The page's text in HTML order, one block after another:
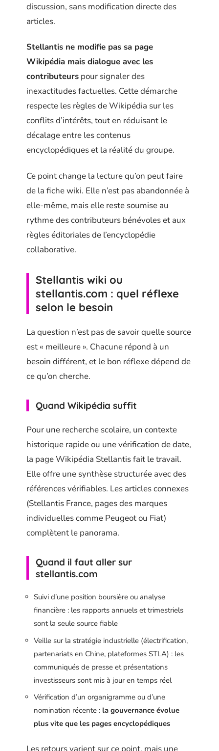
discussion, sans modification directe des
articles.
Stellantis ne modifie pas sa page
Wikipédia mais dialogue avec les
contributeurs pour signaler des
inexactitudes factuelles. Cette démarche
respecte les règles de Wikipédia sur les
conflits d’intérêts, tout en réduisant le
décalage entre les contenus
encyclopédiques et la réalité du groupe.
Ce point change la lecture qu’on peut faire
de la fiche wiki. Elle n’est pas abandonnée à
elle-même, mais elle reste soumise au
rythme des contributeurs bénévoles et aux
règles éditoriales de l’encyclopédie
collaborative.
Stellantis wiki ou
stellantis.com : quel réflexe
selon le besoin
La question n’est pas de savoir quelle source
est « meilleure ». Chacune répond à un
besoin différent, et le bon réflexe dépend de
ce qu’on cherche.
Quand Wikipédia suffit
Pour une recherche scolaire, un contexte
historique rapide ou une vérification de date,
la page Wikipédia Stellantis fait le travail.
Elle offre une synthèse structurée avec des
références vérifiables. Les articles connexes
(Stellantis France, pages des marques
individuelles comme Peugeot ou Fiat)
complètent le panorama.
Quand il faut aller sur
stellantis.com
Suivi d’une position boursière ou analyse
financière : les rapports annuels et trimestriels
sont la seule source fiable
Veille sur la stratégie industrielle (électrification,
partenariats en Chine, plateformes STLA) : les
communiqués de presse et présentations
investisseurs sont mis à jour en temps réel
Vérification d’un organigramme ou d’une
nomination récente : la gouvernance évolue
plus vite que les pages encyclopédiques